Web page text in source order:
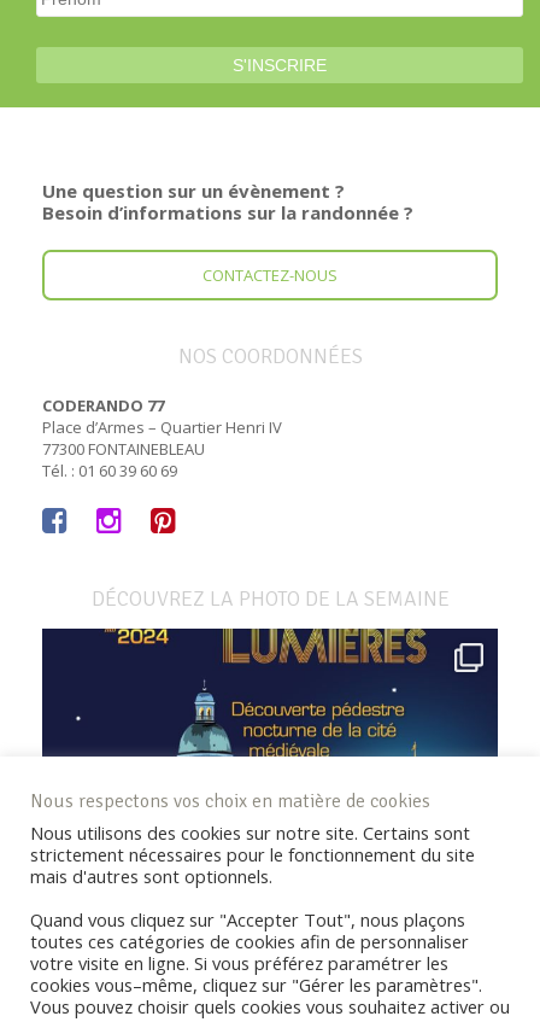
Une question sur un évènement ?
Besoin d’informations sur la randonnée ?
CONTACTEZ-NOUS
NOS COORDONNÉES
CODERANDO 77
Place d’Armes – Quartier Henri IV
77300 FONTAINEBLEAU
Tél. : 01 60 39 60 69
DÉCOUVREZ LA PHOTO DE LA SEMAINE
Nous respectons vos choix en matière de cookies
Nous utilisons des cookies sur notre site. Certains sont
strictement nécessaires pour le fonctionnement du site
mais d'autres sont optionnels.
Quand vous cliquez sur "Accepter Tout", nous plaçons
toutes ces catégories de cookies afin de personnaliser
votre visite en ligne. Si vous préférez paramétrer les
cookies vous–même, cliquez sur "Gérer les paramètres".
Vous pouvez choisir quels cookies vous souhaitez activer ou